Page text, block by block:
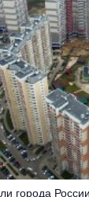
города